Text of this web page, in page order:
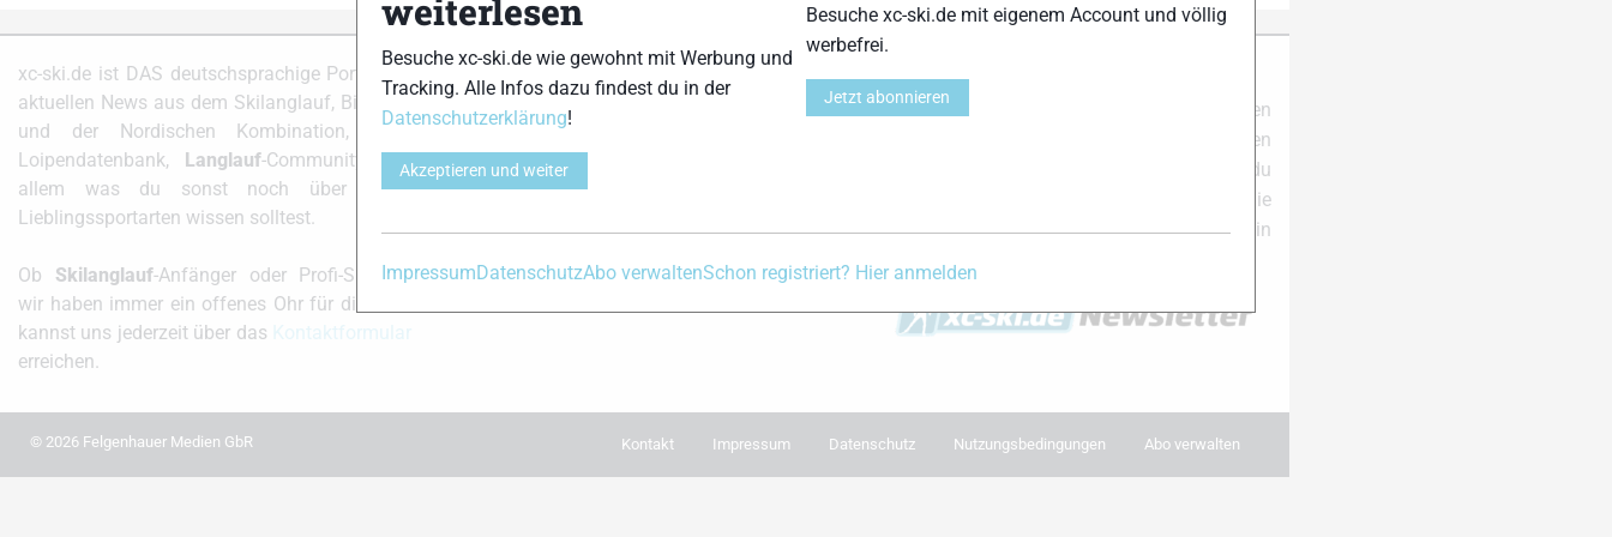
xc-ski.de ist DAS deutschsprachige Portal mit
aktuellen News aus dem Skilanglauf, Biathlon
und der Nordischen Kombination, einer
Loipendatenbank, Langlauf-Community und
allem was du sonst noch über deine
Lieblingssportarten wissen solltest.
Ob Skilanglauf-Anfänger oder Profi-Sportler,
wir haben immer ein offenes Ohr für dich! Du
kannst uns jederzeit über das
erreichen.
Partner
xc-ski.de in Social Media
xc-ski.de Newsletter Anmeldung
Du willst immer aktuell auf dem Laufenden
bleiben? Dann melde dich für unseren
Newsletter an. Während der Saison erhältst du
damit immer einmal pro Woche die
wichtigsten News und Themen in dein
Postfach. Einfach hier anmelden:
© 2026 Felgenhauer Medien GbR Kontakt Impressum Datenschutz Nutzungsbedingungen Abo verwalten
weiterlesen
Besuche xc-ski.de wie gewohnt mit Werbung und
Tracking. Alle Infos dazu findest du in der
Datenschutzerklärung!
Akzeptieren und weiter
Besuche xc-ski.de mit eigenem Account und völlig
werbefrei.
Jetzt abonnieren
ImpressumDatenschutzAbo verwaltenSchon registriert? Hier anmelden